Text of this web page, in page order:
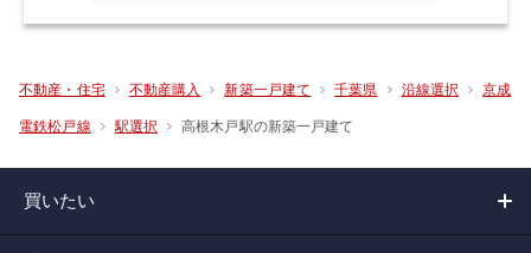
不動産・住宅 不動産購入 新築一戸建て 千葉県 沿線選択 京成
電鉄松戸線 駅選択 高根木戸駅の新築一戸建て
買いたい